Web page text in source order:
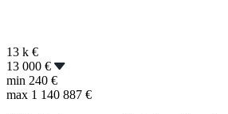
13 k €
13 000 €
min 240 €
max 1 140 887 €